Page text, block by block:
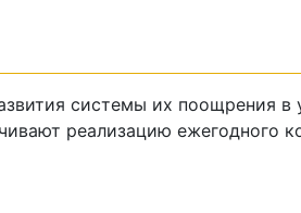
системы их поощрения в
реализацию ежегодного